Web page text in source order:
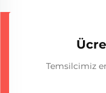
Temsilcimiz